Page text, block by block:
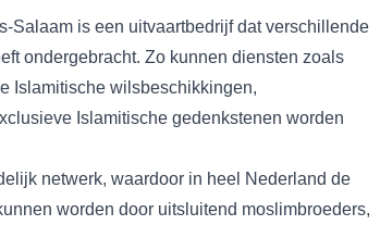
Salaam is een uitvaartbedrijf dat verschillende
ondergebracht. Zo kunnen diensten zoals
Islamitische wilsbeschikkingen,
Islamitische gedenkstenen worden
netwerk, waardoor in heel Nederland de
worden door uitsluitend moslimbroeders,